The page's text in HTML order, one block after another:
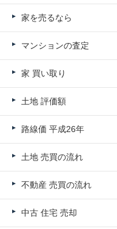
家を売るなら
マンションの査定
家 買い取り
土地 評価額
路線価 平成26年
土地 売買の流れ
不動産 売買の流れ
中古 住宅 売却